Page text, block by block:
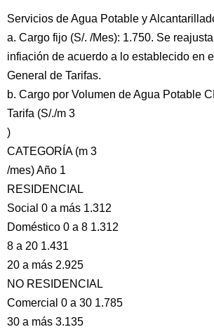
Servicios de Agua Potable y
a. Cargo fijo (S/. /Mes): 1.750. Se
infiación de acuerdo a lo establecido en
General de Tarifas.
b. Cargo por Volumen de Agua Potable
Tarifa (S/./m 3
)
CATEGORÍA (m 3
/mes) Año 1
RESIDENCIAL
Social 0 a más 1.312
Doméstico 0 a 8 1.312
8 a 20 1.431
20 a más 2.925
NO RESIDENCIAL
Comercial 0 a 30 1.785
30 a más 3.135